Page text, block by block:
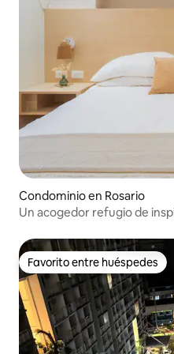
Condominio en Rosario
Un acogedor refugio de
Favorito entre huéspedes
Favorito entre huéspedes